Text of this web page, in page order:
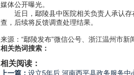
媒体公开曝光。
近日，鄢陵县中医院相关负责人承认
查，后续将反馈调查处理结果。
来源：“鄢陵发布”微信公号、浙江温州市
相关热词搜索：
相关阅读：
上一篇： 设立5年后 河南西平县政务服务中